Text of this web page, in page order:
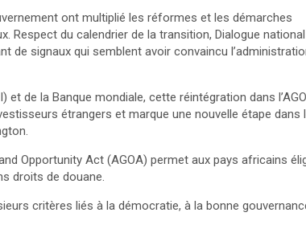
ont multiplié les réformes et les démarches
Respect du calendrier de la transition, Dialogue national
signaux qui semblent avoir convaincu
de la Banque mondiale, cette réintégration dans
étrangers et marque une nouvelle étape dans
Opportunity Act (AGOA) permet aux pays africains
droits de douane.
critères liés à la démocratie, à la bonne